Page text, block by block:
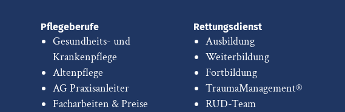
Pflegeberufe
Gesundheits- und
Krankenpflege
Altenpflege
AG Praxisanleiter
Facharbeiten & Preise
Rettungsdienst
Ausbildung
Weiterbildung
Fortbildung
TraumaManagement®
RUD-Team